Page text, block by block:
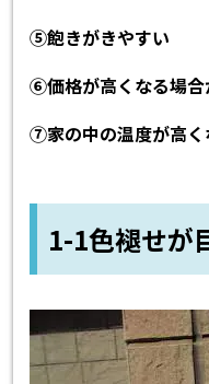
⑤飽きがきやすい
⑥価格が高くなる場合
⑦家の中の温度が高く
1-1色褪せが